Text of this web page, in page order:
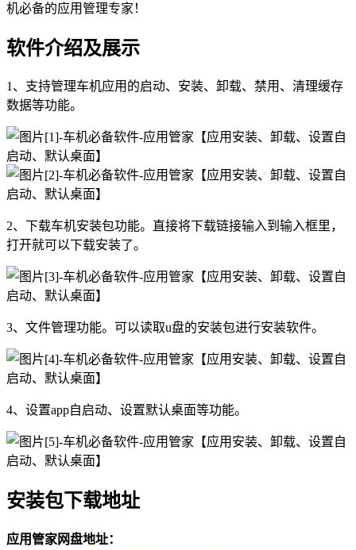
机必备的应用管理专家！
软件介绍及展示
1、支持管理车机应用的启动、安装、卸载、禁用、清理缓存
数据等功能。
2、下载车机安装包功能。直接将下载链接输入到输入框里，
打开就可以下载安装了。
3、文件管理功能。可以读取u盘的安装包进行安装软件。
4、设置app自启动、设置默认桌面等功能。
安装包下载地址
应用管家网盘地址：